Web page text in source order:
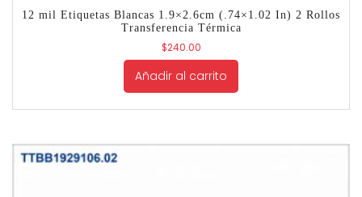
12 mil Etiquetas Blancas 1.9×2.6cm (.74×1.02 In) 2 Rollos
Transferencia Térmica
$240.00
Añadir al carrito